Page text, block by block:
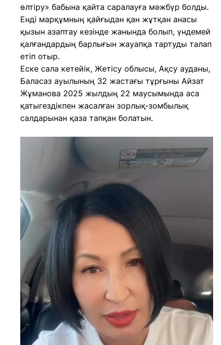
өлтіру» бабына қайта саралауға мәжбүр болды.
Енді марқұмның қайғыдан қан жұтқан анасы
қызын азаптау кезінде жанында болып, үндемей
қалғандардың барлығын жауапқа тартуды талап
етіп отыр.
Еске сала кетейік, Жетісу облысы, Ақсу ауданы,
Баласаз ауылының 32 жастағы тұрғыны Айзат
Жұманова 2025 жылдың 22 маусымында аса
қатыгездікпен жасалған зорлық-зомбылық
салдарынан қаза тапқан болатын.